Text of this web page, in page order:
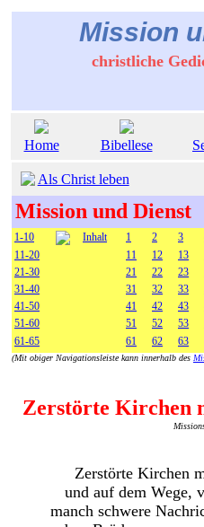
Mission
christliche
Home Bibellese
Als Christ leben
Mission und Dienst
1-10 Inhalt 1 2 3
11-20
11 12 13
21-30
21 22 23
31-40
31 32 33
41-50
41 42 43
51-60
51 52 53
61-65
61 62 63
(Mit obiger Navigationsleiste kann innerhalb des
Zerstörte Kirchen
Zerstörte Kirchen
und auf dem Wege,
manch schwere